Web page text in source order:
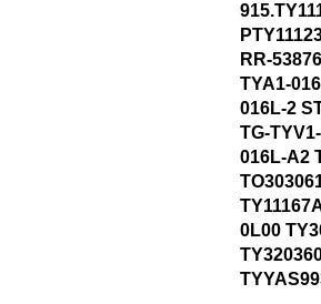
RR-
TYA1-
016L-2
TG-
016L-A2
0L00